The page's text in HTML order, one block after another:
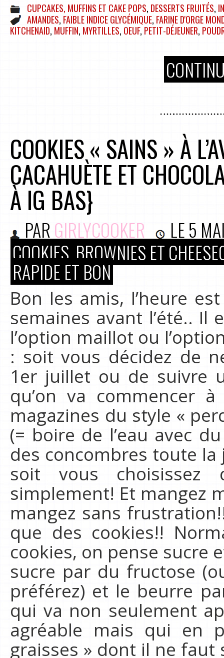
CUPCAKES, MUFFINS ET CAKE POPS, DESSERTS FRUITÉS,
AMANDES, FAIBLE INDICE GLYCÉMIQUE, FARINE D'ORGE
KITCHENAID, MUFFIN, MYRTILLES, OEUF, PETIT-DÉJEUNER,
COOKIES « SAINS » À
CACAHUÈTE ET
À IG BAS}
PAR GIRLYCOOKER LE5
COOKIES, BROWNIES ET
RAPIDE ET BON
Bon les amis, l’heure
semaines avant l’été.. Il
l’option maillot ou
: soit vous décidez de
1er juillet ou de suivre
qu’on va commencer
magazines du style «
(= boire de l’eau avec
des concombres toute
soit vous choisissez
simplement! Et mangez
mangez sans
que des cookies!!
cookies, on pense sucre
sucre par du fructose
préférez) et le beurre
qui va non seulement
agréable mais qui en
graisses » dont il ne